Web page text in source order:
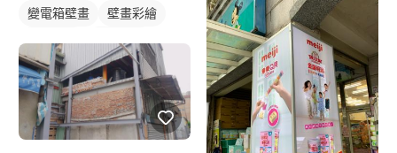
變電箱壁畫
壁畫彩繪